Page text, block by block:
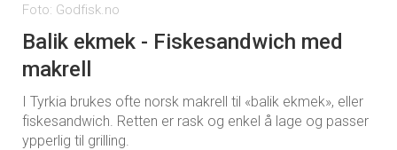
Foto: Godfisk.no
Balik ekmek - Fiskesandwich med
makrell
I Tyrkia brukes ofte norsk makrell til «balik ekmek», eller
fiskesandwich. Retten er rask og enkel å lage og passer
ypperlig til grilling.